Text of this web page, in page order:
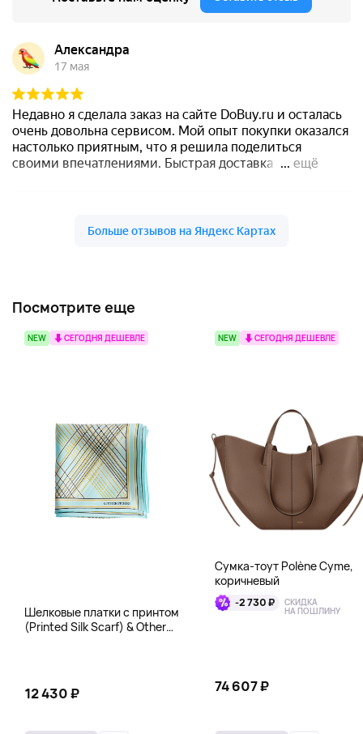
Посмотрите еще
NEW СЕГОДНЯ ДЕШЕВЛЕ
Шелковые платки с принтом
(Printed Silk Scarf) & Other
12 430 ₽
NEW СЕГОДНЯ ДЕШЕВЛЕ
Сумка-тоут Polène Cyme,
коричневый
-2 730 ₽ СКИДКА
НА ПОШЛИНУ
74 607 ₽